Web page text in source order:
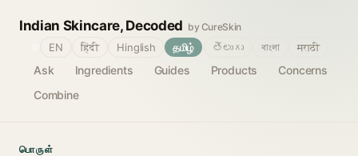
Indian Skincare, Decoded by CureSkin
Ask Ingredients Guides Products
Concerns
Combine
EN हिंदी Hinglish தமிழ் తెలుగు বাংলা मराठी
பொருள்